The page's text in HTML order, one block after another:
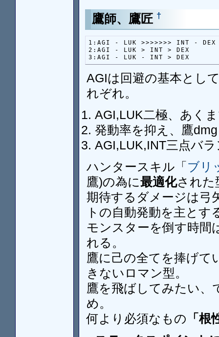
鷹師、鷹匠 †
1:AGI - LUK >>>>>>> INT - DEX（
2:AGI - LUK > INT > DEX
3:AGI - LUK - INT > DEX
AGIは回避の基本とし
れぞれ。
AGI,LUK二極、あく
発動率を抑え、鷹
AGI,LUK,INT三点バ
ハンタースキル「 ブリ
鷹)の為に最適化された
期待するダメージは弓
トの自動発動を主とす
モンスターを倒す時間
れる。
鷹に己の全てを捧げて
きないロマン型。
鷹を飛ばしてみたい、
め。
何より必須なもの 「根